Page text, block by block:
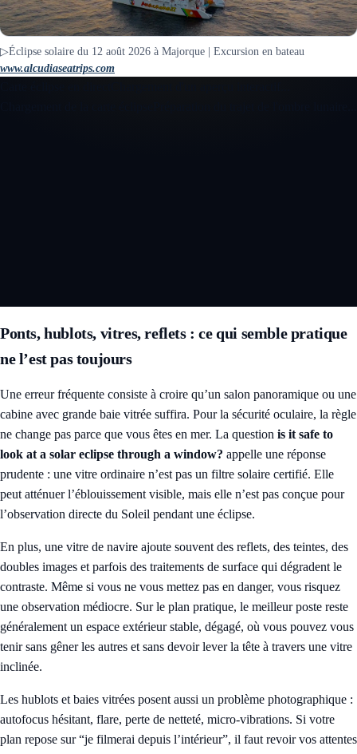
▷Éclipse solaire du 12 août 2026 à Majorque | Excursion en bateau
www.alcudiaseatrips.com
Ponts, hublots, vitres, reflets : ce qui semble pratique
ne l’est pas toujours
Une erreur fréquente consiste à croire qu’un salon panoramique ou une
cabine avec grande baie vitrée suffira. Pour la sécurité oculaire, la règle
ne change pas parce que vous êtes en mer. La question is it safe to
look at a solar eclipse through a window? appelle une réponse
prudente : une vitre ordinaire n’est pas un filtre solaire certifié. Elle
peut atténuer l’éblouissement visible, mais elle n’est pas conçue pour
l’observation directe du Soleil pendant une éclipse.
En plus, une vitre de navire ajoute souvent des reflets, des teintes, des
doubles images et parfois des traitements de surface qui dégradent le
contraste. Même si vous ne vous mettez pas en danger, vous risquez
une observation médiocre. Sur le plan pratique, le meilleur poste reste
généralement un espace extérieur stable, dégagé, où vous pouvez vous
tenir sans gêner les autres et sans devoir lever la tête à travers une vitre
inclinée.
Les hublots et baies vitrées posent aussi un problème photographique :
autofocus hésitant, flare, perte de netteté, micro-vibrations. Si votre
plan repose sur “je filmerai depuis l’intérieur”, il faut revoir vos attentes